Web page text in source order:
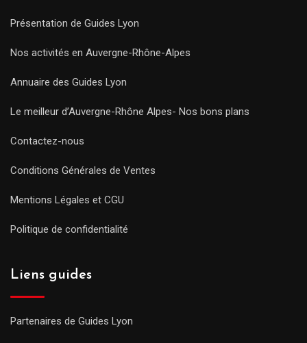
Présentation de Guides Lyon
Nos activités en Auvergne-Rhône-Alpes
Annuaire des Guides Lyon
Le meilleur d’Auvergne-Rhône Alpes- Nos bons plans
Contactez-nous
Conditions Générales de Ventes
Mentions Légales et CGU
Politique de confidentialité
Liens guides
Partenaires de Guides Lyon